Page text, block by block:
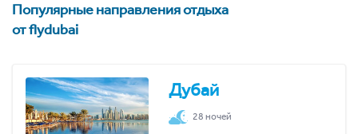
Популярные направления отдыха
от flydubai
Дубай
28 ночей